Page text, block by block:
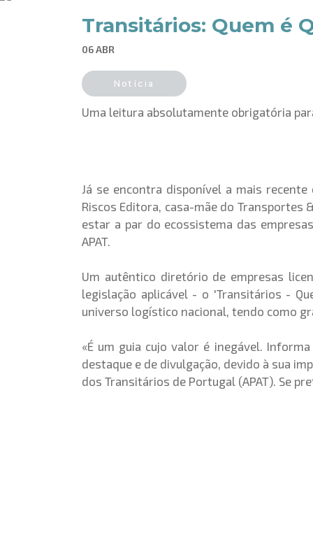
Transitários: Quem é
06 ABR
Notícia
Uma leitura absolutamente obrigatória
Já se encontra disponível a mais recente
Riscos Editora, casa-mãe do Transportes
estar a par do ecossistema das
APAT.
Um autêntico diretório de empresas
legislação aplicável - o 'Transitários -
universo logístico nacional, tendo como
«É um guia cujo valor é inegável.
destaque e de divulgação, devido à sua
dos Transitários de Portugal (APAT). Se